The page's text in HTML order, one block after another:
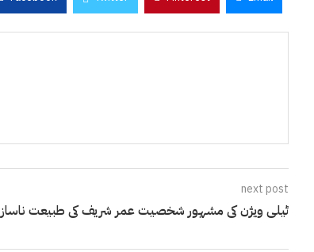
next post
ٹیلی ویژن کی مشہور شخصیت عمر شریف کی طبیعت ناساز